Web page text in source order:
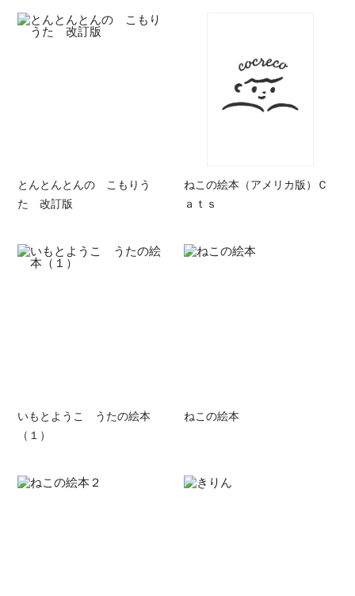
とんとんとんの こもりう
た 改訂版
ねこの絵本（アメリカ版）Ｃ
ａｔｓ
いもとようこ うたの絵本
（１）
ねこの絵本